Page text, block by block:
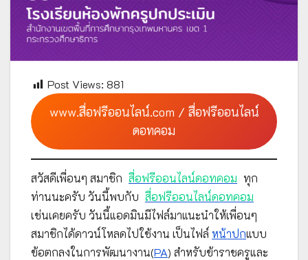
Post Views: 881
www.สื่อฟรีออนไลน์.com / สื่อฟรีออนไลน์
ดอทคอม
สวัสดีเพื่อนๆ สมาชิก สื่อฟรีออนไลน์ดอทคอม ทุก
ท่านนะครับ วันนี้พบกับ สื่อฟรีออนไลน์ดอทคอม
เช่นเคยครับ วันนี้แอดมินมีไฟล์มาแนะนำให้เพื่อนๆ
สมาชิกได้ดาวน์โหลดไปใช้งาน เป็นไฟล์ หน้าปกแบบ
ข้อตกลงในการพัฒนางาน(PA) สำหรับข้าราชครูและ